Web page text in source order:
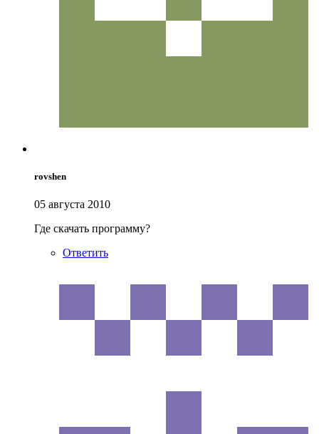
rovshen
05 августа 2010
Где скачать программу?
Ответить